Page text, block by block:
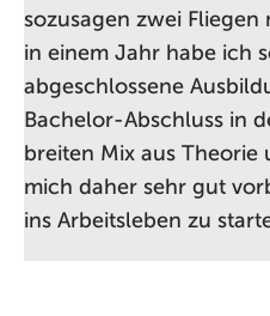
sozusagen zwei
in einem Jahr habe ich
abgeschlossene
Bachelor-Abschluss in
breiten Mix aus Theorie
mich daher sehr gut
ins Arbeitsleben zu